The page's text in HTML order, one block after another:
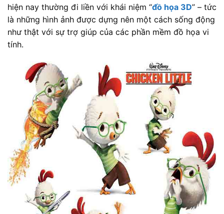
hiện nay thường đi liền với khái niệm “đồ họa 3D” – tức
là những hình ảnh được dựng nên một cách sống động
như thật với sự trợ giúp của các phần mềm đồ họa vi
tính.